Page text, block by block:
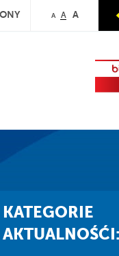
A A A
KATEGORIE
AKTUALNOŚĆI: